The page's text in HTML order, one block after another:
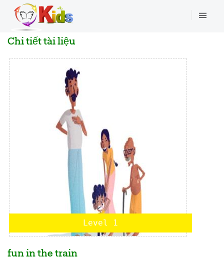
Chi tiết tài liệu
Level 1
fun in the train